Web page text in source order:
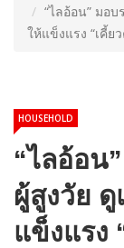
“ไลอ้อน” มอ
ให้แข็งแรง “เคี้ย
HOUSEHOLD
“ไลอ้อน
ผู้สูงวัย
แข็งแรง